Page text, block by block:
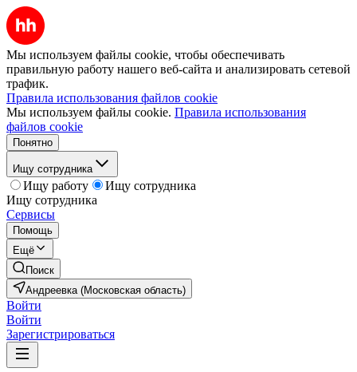
Мы используем файлы cookie, чтобы обеспечивать
правильную работу нашего веб-сайта и анализировать сетевой
трафик.
Правила использования файлов cookie
Мы используем файлы cookie. Правила использования
файлов cookie
Понятно
Ищу сотрудника
Ищу работу
Ищу сотрудника
Ищу сотрудника
Сервисы
Помощь
Ещё
Поиск
Андреевка (Московская область)
Войти
Войти
Зарегистрироваться